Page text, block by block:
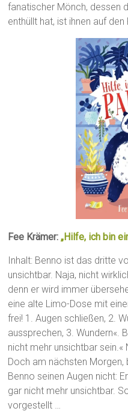
fanatischer Mönch, dessen
enthüllt hat, ist ihnen auf
Fee Krämer: „Hilfe, ich bin
Inhalt: Benno ist das dritte
unsichtbar. Naja, nicht
denn er wird immer
eine alte Limo-Dose mit
frei! 1. Augen schließen, 2.
aussprechen, 3. Wundern«.
nicht mehr unsichtbar
Doch am nächsten Morgen,
Benno seinen Augen nicht:
gar nicht mehr unsichtbar.
vorgestellt …